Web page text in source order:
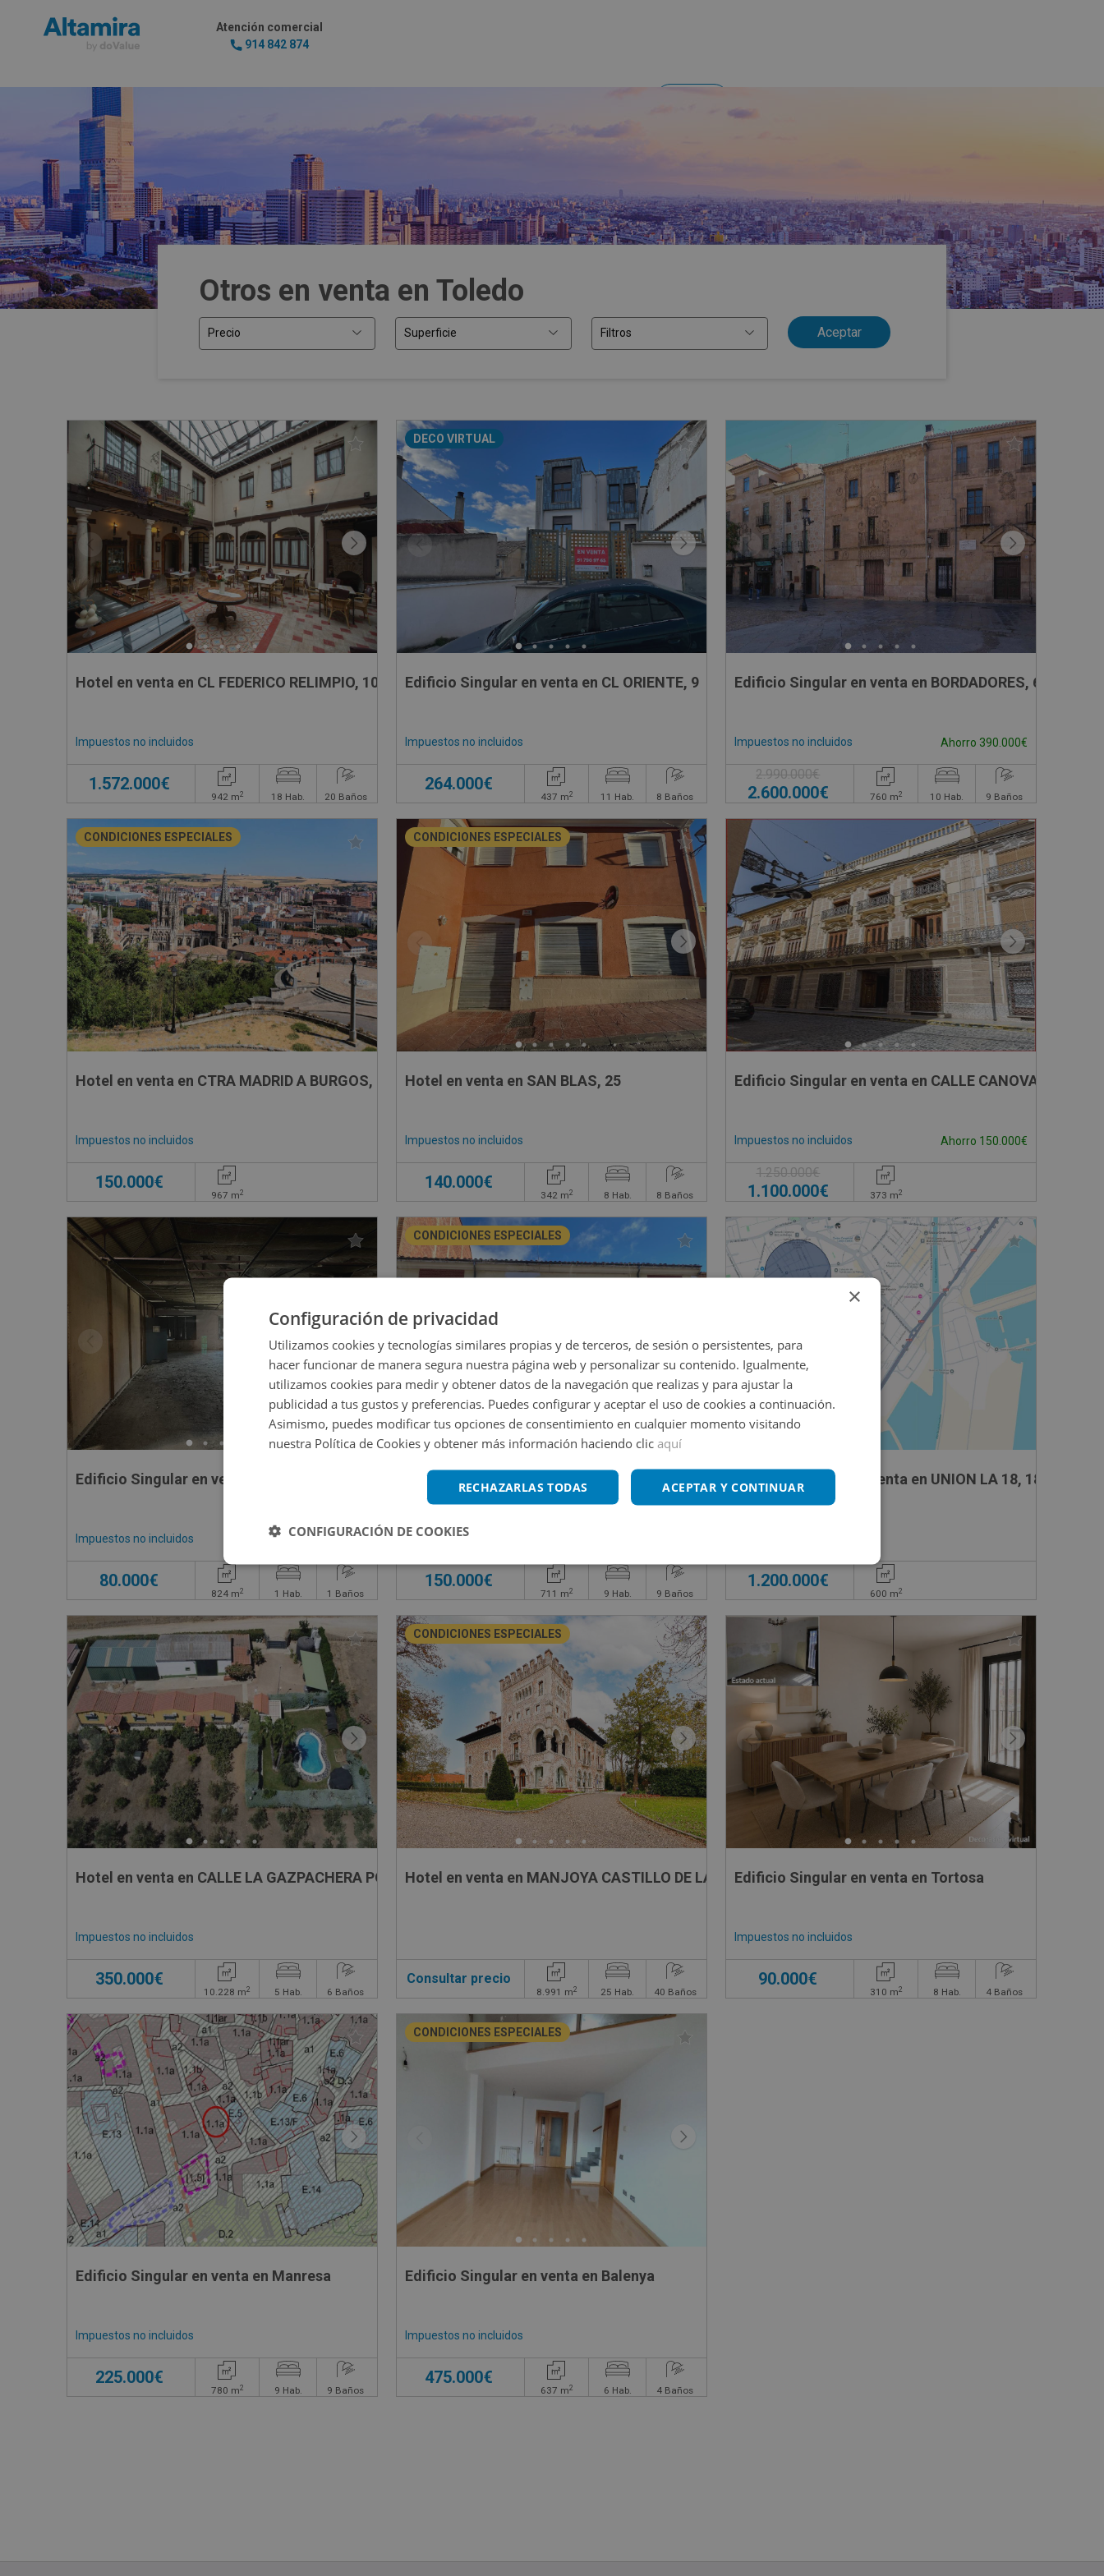
Atención comercial
914 842 874
Otros en venta en Toledo
Precio Superficie Filtros
Hotel en venta en CL FEDERICO RELIMPIO, 10
Impuestos no incluidos
1.572.000€
942 m2 18 Hab. 20 Baños
DECO VIRTUAL
Edificio Singular en venta en CL ORIENTE, 9
Impuestos no incluidos
264.000€
437 m2 11 Hab. 8 Baños
Edificio Singular en venta en BORDADORES, 6
Impuestos no incluidos Ahorro 390.000€
2.990.000€
2.600.000€ 760 m2 10 Hab. 9 Baños
CONDICIONES ESPECIALES
Hotel en venta en CTRA MADRID A BURGOS, SN
Impuestos no incluidos
150.000€
967 m2
CONDICIONES ESPECIALES
Hotel en venta en SAN BLAS, 25
Impuestos no incluidos
140.000€
342 m2 8 Hab. 8 Baños
Edificio Singular en venta en CALLE CANOVAS DEL
Impuestos no incluidos Ahorro 150.000€
1.250.000€
1.100.000€ 373 m2
Edificio Singular en venta en CONCORDIA
Impuestos no incluidos
80.000€
824 m2 1 Hab. 1 Baños
CONDICIONES ESPECIALES
Edificio Singular en venta en CL PEREZ GALDOS
Impuestos no incluidos
150.000€
711 m2 9 Hab. 9 Baños
Edificio Singular en venta en UNION LA 18, 18
1.200.000€
600 m2
Hotel en venta en CALLE LA GAZPACHERA POLIGONO 11 PARCELA 172, 172
Impuestos no incluidos
350.000€
10.228 m2 5 Hab. 6 Baños
CONDICIONES ESPECIALES
Hotel en venta en MANJOYA CASTILLO DE LA ZOREDA, SN
Consultar precio
8.991 m2 25 Hab. 40 Baños
Edificio Singular en venta en Tortosa
Impuestos no incluidos
90.000€
310 m2 8 Hab. 4 Baños
Edificio Singular en venta en Manresa
Impuestos no incluidos
225.000€
780 m2 9 Hab. 9 Baños
CONDICIONES ESPECIALES
Edificio Singular en venta en Balenya
Impuestos no incluidos
475.000€
637 m2 6 Hab. 4 Baños
×
Configuración de privacidad
Utilizamos cookies y tecnologías similares propias y de terceros, de sesión o persistentes, para
hacer funcionar de manera segura nuestra página web y personalizar su contenido. Igualmente,
utilizamos cookies para medir y obtener datos de la navegación que realizas y para ajustar la
publicidad a tus gustos y preferencias. Puedes configurar y aceptar el uso de cookies a continuación.
Asimismo, puedes modificar tus opciones de consentimiento en cualquier momento visitando
nuestra Política de Cookies y obtener más información haciendo clic aquí
ACEPTAR Y CONTINUAR
RECHAZARLAS TODAS
CONFIGURACIÓN DE COOKIES